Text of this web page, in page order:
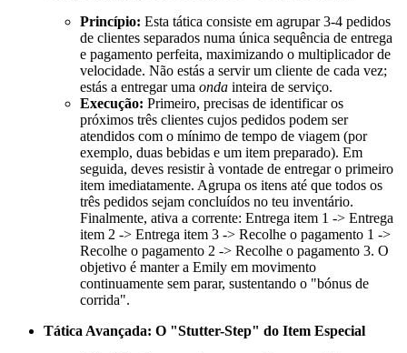
Princípio: Esta tática consiste em agrupar 3-4 pedidos
de clientes separados numa única sequência de entrega
e pagamento perfeita, maximizando o multiplicador de
velocidade. Não estás a servir um cliente de cada vez;
estás a entregar uma onda inteira de serviço.
Execução: Primeiro, precisas de identificar os
próximos três clientes cujos pedidos podem ser
atendidos com o mínimo de tempo de viagem (por
exemplo, duas bebidas e um item preparado). Em
seguida, deves resistir à vontade de entregar o primeiro
item imediatamente. Agrupa os itens até que todos os
três pedidos sejam concluídos no teu inventário.
Finalmente, ativa a corrente: Entrega item 1 -> Entrega
item 2 -> Entrega item 3 -> Recolhe o pagamento 1 ->
Recolhe o pagamento 2 -> Recolhe o pagamento 3. O
objetivo é manter a Emily em movimento
continuamente sem parar, sustentando o "bónus de
corrida".
Tática Avançada: O "Stutter-Step" do Item Especial